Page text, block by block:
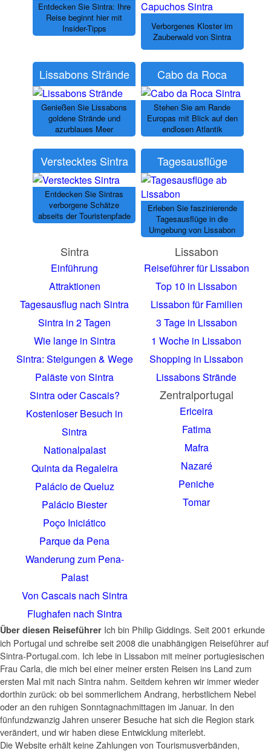
Entdecken Sie Sintra: Ihre
Reise beginnt hier mit
Insider-Tipps
Verborgenes Kloster im
Zauberwald von Sintra
Lissabons Strände
Genießen Sie Lissabons
goldene Strände und
azurblaues Meer
Cabo da Roca
Stehen Sie am Rande
Europas mit Blick auf den
endlosen Atlantik
Verstecktes Sintra
Entdecken Sie Sintras
verborgene Schätze
abseits der Touristenpfade
Tagesausflüge
Erleben Sie faszinierende
Tagesausflüge in die
Umgebung von Lissabon
Sintra
Einführung
Attraktionen
Tagesausflug nach Sintra
Sintra in 2 Tagen
Wie lange in Sintra
Sintra: Steigungen & Wege
Paläste von Sintra
Sintra oder Cascais?
Kostenloser Besuch in
Sintra
Nationalpalast
Quinta da Regaleira
Palácio de Queluz
Palácio Biester
Poço Iniciático
Parque da Pena
Wanderung zum Pena-
Palast
Von Cascais nach Sintra
Flughafen nach Sintra
Lissabon
Reiseführer für Lissabon
Top 10 in Lissabon
Lissabon für Familien
3 Tage in Lissabon
1 Woche in Lissabon
Shopping in Lissabon
Lissabons Strände
Zentralportugal
Ericeira
Fatima
Mafra
Nazaré
Peniche
Tomar
Über diesen Reiseführer Ich bin Philip Giddings. Seit 2001 erkunde
ich Portugal und schreibe seit 2008 die unabhängigen Reiseführer auf
Sintra-Portugal.com. Ich lebe in Lissabon mit meiner portugiesischen
Frau Carla, die mich bei einer meiner ersten Reisen ins Land zum
ersten Mal mit nach Sintra nahm. Seitdem kehren wir immer wieder
dorthin zurück: ob bei sommerlichem Andrang, herbstlichem Nebel
oder an den ruhigen Sonntagnachmittagen im Januar. In den
fünfundzwanzig Jahren unserer Besuche hat sich die Region stark
verändert, und wir haben diese Entwicklung miterlebt.
Die Website erhält keine Zahlungen von Tourismusverbänden,